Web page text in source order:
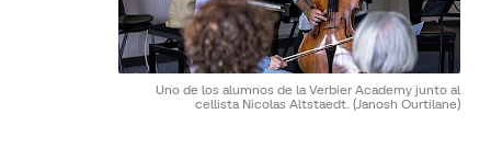
Uno de los alumnos de la Verbier Academy junto al
cellista Nicolas Altstaedt. (Janosh Ourtilane)